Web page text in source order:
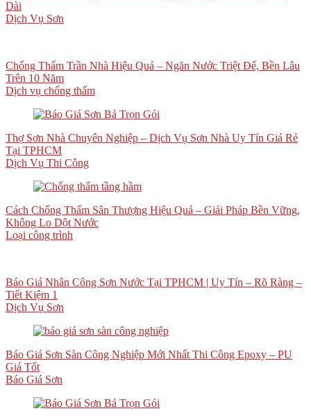
Dài
Dịch Vụ Sơn
Chống Thấm Trần Nhà Hiệu Quả – Ngăn Nước Triệt Để, Bền Lâu
Trên 10 Năm
Dịch vụ chống thấm
Thợ Sơn Nhà Chuyên Nghiệp – Dịch Vụ Sơn Nhà Uy Tín Giá Rẻ
Tại TPHCM
Dịch Vụ Thi Công
Cách Chống Thấm Sân Thượng Hiệu Quả – Giải Pháp Bền Vững,
Không Lo Dột Nước
Loại công trình
Báo Giá Nhân Công Sơn Nước Tại TPHCM | Uy Tín – Rõ Ràng –
Tiết Kiệm 1
Dịch Vụ Sơn
Báo Giá Sơn Sàn Công Nghiệp Mới Nhất Thi Công Epoxy – PU
Giá Tốt
Báo Giá Sơn